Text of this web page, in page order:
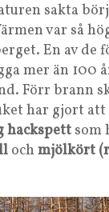
sakta
var så
En av de
mer än 100
Förr brann
har gjort
hackspett som
och mjölkört